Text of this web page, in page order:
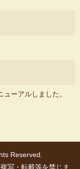
ーアルしました。
Reserved.
写・転載等を禁じま